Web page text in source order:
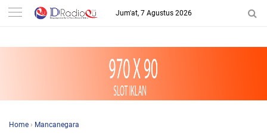
-->
Jum'at, 7 Agustus 2026
Home › Mancanegara